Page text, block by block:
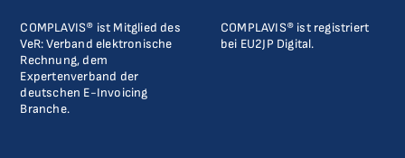
COMPLAVIS® ist Mitglied des
VeR: Verband elektronische
Rechnung, dem
Expertenverband der
deutschen E-Invoicing
Branche.
COMPLAVIS® ist registriert
bei EU2JP Digital.